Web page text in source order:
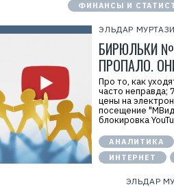
ФИНАНСЫ И
ЭЛЬДАР
БИРЮЛЬКИ
ПРОПАЛО.
Про то, как
часто неправда;
цены на
посещение
блокировка
АНАЛИТИКА
ИНТЕРНЕТ
ЭЛЬДАР